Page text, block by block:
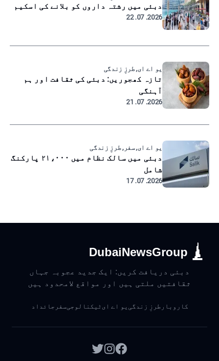
دبئی میں رشتہ داروں کو بلانے کی اسکیم
2026. 07. 22
یو اے ای, طرزِ زندگی
تازہ کھجوریں: دبئی کی ثقافت اور ہم
آہنگی
2026. 07. 21
یو اے ای, سفر, طرزِ زندگی
دبئی میں سالک نظام میں ۲۱،۰۰۰ پارکنگ
شامل
2026. 07. 17
DubaiNewsGroup
دبئی دریافت کریں: ایک جدید عجوبہ جہاں
ثقافتیں ملتی ہیں اور مواقع لامحدود ہیں
کاروبار طرزِ زندگی یو اے ایٹیکنالوجیسفر جائداد